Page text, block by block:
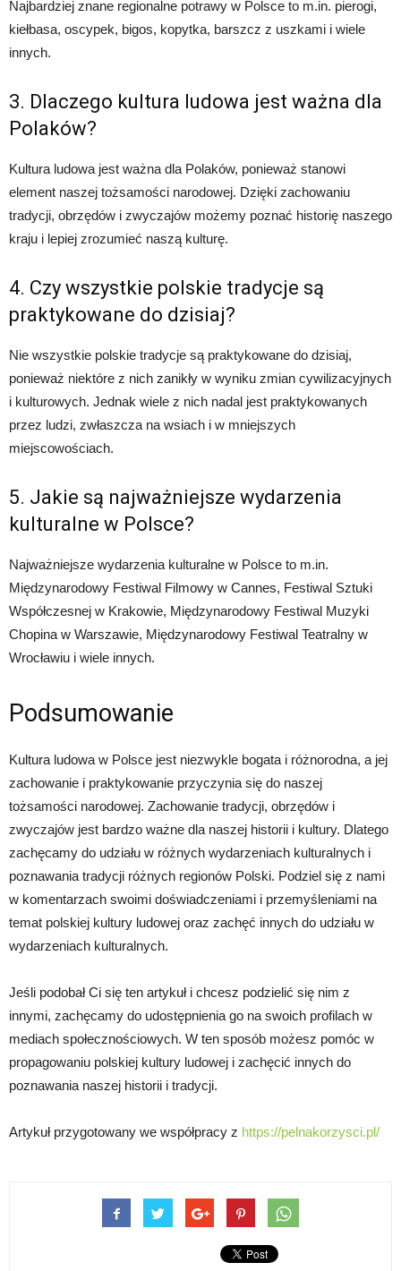
Najbardziej znane regionalne potrawy w Polsce to m.in. pierogi,
kiełbasa, oscypek, bigos, kopytka, barszcz z uszkami i wiele
innych.
3. Dlaczego kultura ludowa jest ważna dla
Polaków?
Kultura ludowa jest ważna dla Polaków, ponieważ stanowi
element naszej tożsamości narodowej. Dzięki zachowaniu
tradycji, obrzędów i zwyczajów możemy poznać historię naszego
kraju i lepiej zrozumieć naszą kulturę.
4. Czy wszystkie polskie tradycje są
praktykowane do dzisiaj?
Nie wszystkie polskie tradycje są praktykowane do dzisiaj,
ponieważ niektóre z nich zanikły w wyniku zmian cywilizacyjnych
i kulturowych. Jednak wiele z nich nadal jest praktykowanych
przez ludzi, zwłaszcza na wsiach i w mniejszych
miejscowościach.
5. Jakie są najważniejsze wydarzenia
kulturalne w Polsce?
Najważniejsze wydarzenia kulturalne w Polsce to m.in.
Międzynarodowy Festiwal Filmowy w Cannes, Festiwal Sztuki
Współczesnej w Krakowie, Międzynarodowy Festiwal Muzyki
Chopina w Warszawie, Międzynarodowy Festiwal Teatralny w
Wrocławiu i wiele innych.
Podsumowanie
Kultura ludowa w Polsce jest niezwykle bogata i różnorodna, a jej
zachowanie i praktykowanie przyczynia się do naszej
tożsamości narodowej. Zachowanie tradycji, obrzędów i
zwyczajów jest bardzo ważne dla naszej historii i kultury. Dlatego
zachęcamy do udziału w różnych wydarzeniach kulturalnych i
poznawania tradycji różnych regionów Polski. Podziel się z nami
w komentarzach swoimi doświadczeniami i przemyśleniami na
temat polskiej kultury ludowej oraz zachęć innych do udziału w
wydarzeniach kulturalnych.
Jeśli podobał Ci się ten artykuł i chcesz podzielić się nim z
innymi, zachęcamy do udostępnienia go na swoich profilach w
mediach społecznościowych. W ten sposób możesz pomóc w
propagowaniu polskiej kultury ludowej i zachęcić innych do
poznawania naszej historii i tradycji.
Artykuł przygotowany we współpracy z https://pelnakorzysci.pl/